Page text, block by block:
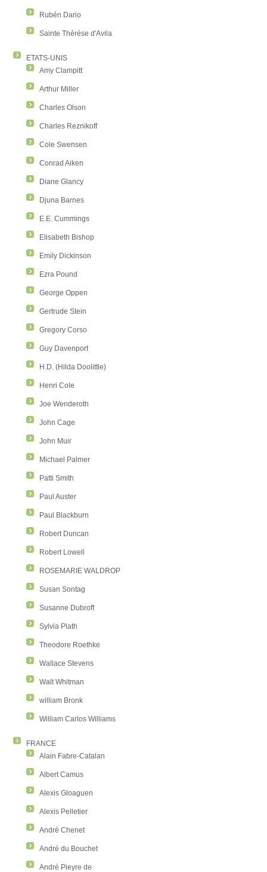
Rubén Dario
Sainte Thérèse d'Avila
ETATS-UNIS
Amy Clampitt
Arthur Miller
Charles Olson
Charles Reznikoff
Cole Swensen
Conrad Aiken
Diane Glancy
Djuna Barnes
E.E. Cummings
Elisabeth Bishop
Emily Dickinson
Ezra Pound
George Oppen
Gertrude Stein
Gregory Corso
Guy Davenport
H.D. (Hilda Doolittle)
Henri Cole
Joe Wenderoth
John Cage
John Muir
Michael Palmer
Patti Smith
Paul Auster
Paul Blackburn
Robert Duncan
Robert Lowell
ROSEMARIE WALDROP
Susan Sontag
Susanne Dubroff
Sylvia Plath
Theodore Roethke
Wallace Stevens
Walt Whitman
william Bronk
William Carlos Williams
FRANCE
Alain Fabre-Catalan
Albert Camus
Alexis Gloaguen
Alexis Pelletier
André Chenet
André du Bouchet
André Pieyre de